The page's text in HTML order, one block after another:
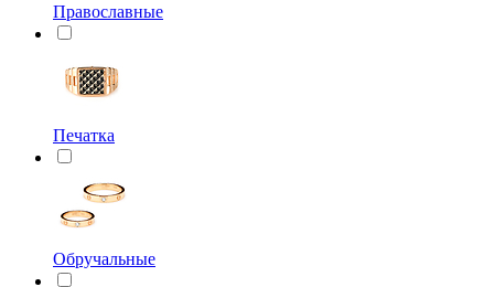
Православные
Печатка
Обручальные